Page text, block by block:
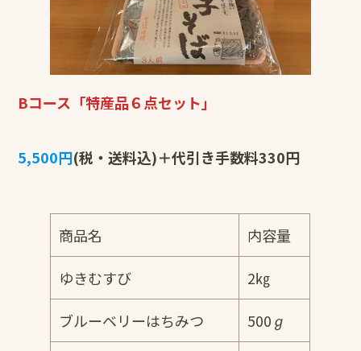
Bコース「特産品６点セット」
5,500円(税・送料込)＋代引き手数料330円
商品名 内容量
ゆきむすび 2㎏
ブルーベリーはちみつ 500ℊ